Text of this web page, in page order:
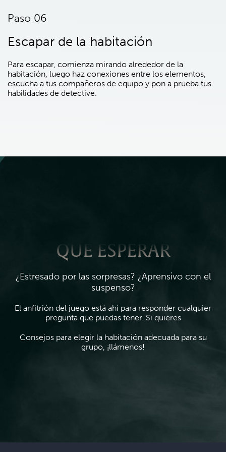
Paso 06
Escapar de la habitación
Para escapar, comienza mirando alrededor de la
habitación, luego haz conexiones entre los elementos,
escucha a tus compañeros de equipo y pon a prueba tus
habilidades de detective.
QUE ESPERAR
¿Estresado por las sorpresas? ¿Aprensivo con el
suspenso?
El anfitrión del juego está ahí para responder cualquier
pregunta que puedas tener. Si quieres
Consejos para elegir la habitación adecuada para su
grupo, ¡llámenos!